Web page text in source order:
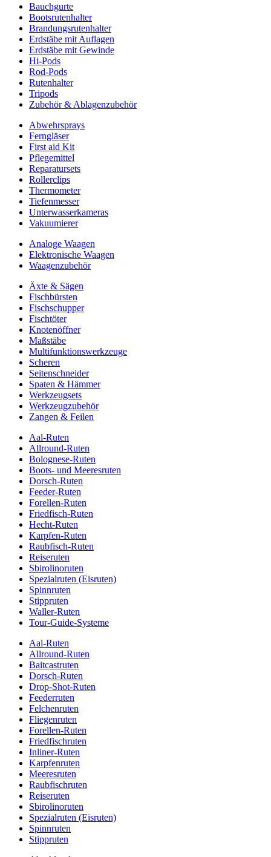
Bauchgurte
Bootsrutenhalter
Brandungsrutenhalter
Erdstäbe mit Auflagen
Erdstäbe mit Gewinde
Hi-Pods
Rod-Pods
Rutenhalter
Tripods
Zubehör & Ablagenzubehör
Abwehrsprays
Ferngläser
First aid Kit
Pflegemittel
Reparatursets
Rollerclips
Thermometer
Tiefenmesser
Unterwasserkameras
Vakuumierer
Analoge Waagen
Elektronische Waagen
Waagenzubehör
Äxte & Sägen
Fischbürsten
Fischschupper
Fischtöter
Knotenöffner
Maßstäbe
Multifunktionswerkzeuge
Scheren
Seitenschneider
Spaten & Hämmer
Werkzeugsets
Werkzeugzubehör
Zangen & Feilen
Aal-Ruten
Allround-Ruten
Bolognese-Ruten
Boots- und Meeresruten
Dorsch-Ruten
Feeder-Ruten
Forellen-Ruten
Friedfisch-Ruten
Hecht-Ruten
Karpfen-Ruten
Raubfisch-Ruten
Reiseruten
Sbirolinoruten
Spezialruten (Eisruten)
Spinnruten
Stippruten
Waller-Ruten
Tour-Guide-Systeme
Aal-Ruten
Allround-Ruten
Baitcastruten
Dorsch-Ruten
Drop-Shot-Ruten
Feederruten
Felchenruten
Fliegenruten
Forellen-Ruten
Friedfischruten
Inliner-Ruten
Karpfenruten
Meeresruten
Raubfischruten
Reiseruten
Sbirolinoruten
Spezialruten (Eisruten)
Spinnruten
Stippruten